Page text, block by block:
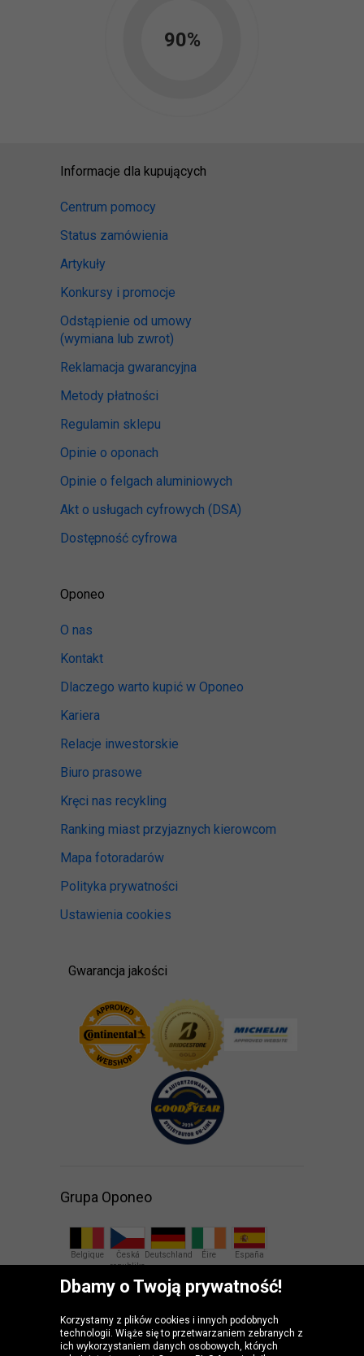
90%
Informacje dla kupujących
Centrum pomocy
Status zamówienia
Artykuły
Konkursy i promocje
Odstąpienie od umowy
(wymiana lub zwrot)
Reklamacja gwarancyjna
Metody płatności
Regulamin sklepu
Opinie o oponach
Opinie o felgach aluminiowych
Akt o usługach cyfrowych (DSA)
Dostępność cyfrowa
Oponeo
O nas
Kontakt
Dlaczego warto kupić w Oponeo
Kariera
Relacje inwestorskie
Biuro prasowe
Kręci nas recykling
Ranking miast przyjaznych kierowcom
Mapa fotoradarów
Polityka prywatności
Ustawienia cookies
Gwarancja jakości
Grupa Oponeo
Belgique
Česká
republika
Deutschland Éire España
Slovenská
republika
United
Kingdom
Dbamy o Twoją prywatność!
Korzystamy z plików cookies i innych podobnych
technologii. Wiąże się to przetwarzaniem zebranych z
ich wykorzystaniem danych osobowych, których